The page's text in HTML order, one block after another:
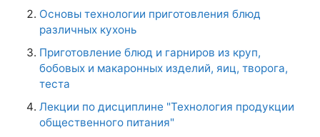
Основы технологии приготовления блюд
различных кухонь
Приготовление блюд и гарниров из круп,
бобовых и макаронных изделий, яиц, творога,
теста
Лекции по дисциплине "Технология продукции
общественного питания"